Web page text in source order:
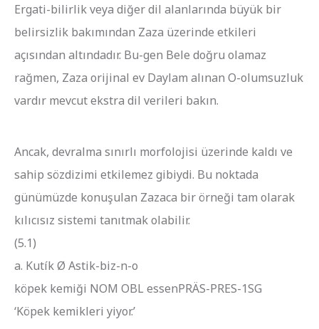
Ergati-bilirlik veya diğer dil alanlarında büyük bir
belirsizlik bakımından Zaza üzerinde etkileri
açısından altındadır. Bu-gen Bele doğru olamaz
rağmen, Zaza orijinal ev Daylam alınan O-olumsuzluk
vardır mevcut ekstra dil verileri bakın.
Ancak, devralma sınırlı morfolojisi üzerinde kaldı ve
sahip sözdizimi etkilemez gibiydi. Bu noktada
günümüzde konuşulan Zazaca bir örneği tam olarak
kılıcısız sistemi tanıtmak olabilir.
(5.1)
a. Kutík Ø Astik-biz-n-o
köpek kemiği NOM OBL essenPRÄS-PRES-1SG
‘Köpek kemikleri yiyor.’